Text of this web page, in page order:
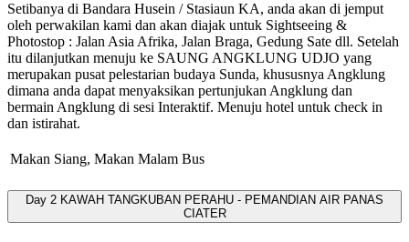
Setibanya di Bandara Husein / Stasiaun KA, anda akan di jemput
oleh perwakilan kami dan akan diajak untuk Sightseeing &
Photostop : Jalan Asia Afrika, Jalan Braga, Gedung Sate dll. Setelah
itu dilanjutkan menuju ke SAUNG ANGKLUNG UDJO yang
merupakan pusat pelestarian budaya Sunda, khususnya Angklung
dimana anda dapat menyaksikan pertunjukan Angklung dan
bermain Angklung di sesi Interaktif. Menuju hotel untuk check in
dan istirahat.
Makan Siang, Makan Malam Bus
Day 2 KAWAH TANGKUBAN PERAHU - PEMANDIAN AIR PANAS
CIATER